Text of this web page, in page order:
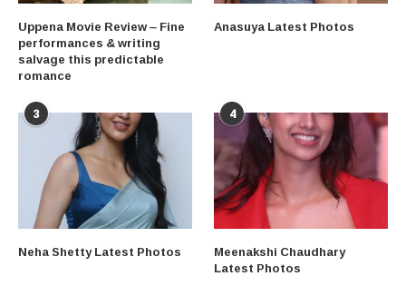
Uppena Movie Review – Fine
performances & writing
salvage this predictable
romance
Anasuya Latest Photos
3
Neha Shetty Latest Photos
4
Meenakshi Chaudhary
Latest Photos